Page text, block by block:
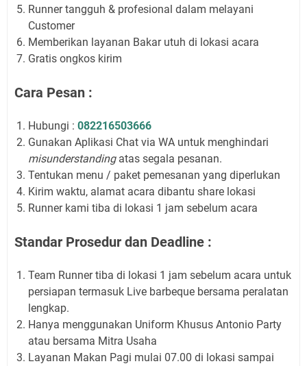
Runner tangguh & profesional dalam melayani
Customer
Memberikan layanan Bakar utuh di lokasi acara
Gratis ongkos kirim
Cara Pesan :
Hubungi : 082216503666
Gunakan Aplikasi Chat via WA untuk menghindari
misunderstanding atas segala pesanan.
Tentukan menu / paket pemesanan yang diperlukan
Kirim waktu, alamat acara dibantu share lokasi
Runner kami tiba di lokasi 1 jam sebelum acara
Standar Prosedur dan Deadline :
Team Runner tiba di lokasi 1 jam sebelum acara untuk
persiapan termasuk Live barbeque bersama peralatan
lengkap.
Hanya menggunakan Uniform Khusus Antonio Party
atau bersama Mitra Usaha
Layanan Makan Pagi mulai 07.00 di lokasi sampai